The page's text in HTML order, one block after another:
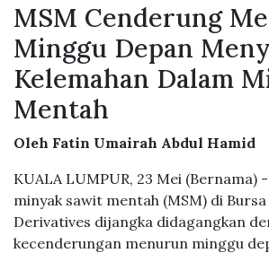
MSM Cenderung
Minggu Depan
Kelemahan Dalam
Mentah
Oleh Fatin Umairah Abdul Hamid
KUALA LUMPUR, 23 Mei (Bernama)
minyak sawit mentah (MSM) di
Derivatives dijangka didagangkan
kecenderungan menurun minggu